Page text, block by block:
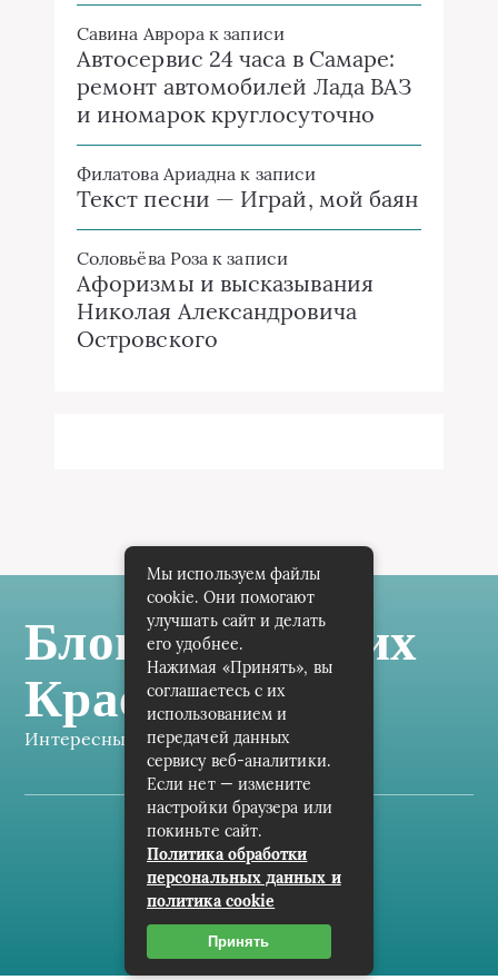
Савина Аврора к записи
Автосервис 24 часа в Самаре:
ремонт автомобилей Лада ВАЗ
и иномарок круглосуточно
Филатова Ариадна к записи
Текст песни — Играй, мой баян
Соловьёва Роза к записи
Афоризмы и высказывания
Николая Александровича
Островского
Блог Самарских
Краеведов
Интересные заметки каждый день
Карта сайта
Пользовательское соглашение
Контакты
Мы используем файлы
cookie. Они помогают
улучшать сайт и делать
его удобнее.
Нажимая «Принять», вы
соглашаетесь с их
использованием и
передачей данных
сервису веб-аналитики.
Если нет — измените
настройки браузера или
покиньте сайт.
Политика обработки
персональных данных и
политика cookie
Принять